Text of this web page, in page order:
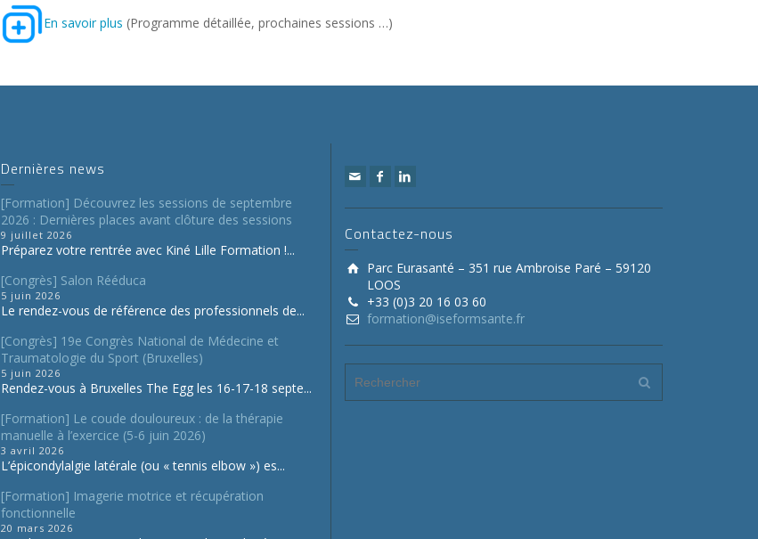
En savoir plus (Programme détaillée, prochaines sessions …)
Dernières news
[Formation] Découvrez les sessions de septembre
2026 : Dernières places avant clôture des sessions
9 juillet 2026
Préparez votre rentrée avec Kiné Lille Formation !...
[Congrès] Salon Rééduca
5 juin 2026
Le rendez-vous de référence des professionnels de...
[Congrès] 19e Congrès National de Médecine et
Traumatologie du Sport (Bruxelles)
5 juin 2026
Rendez-vous à Bruxelles The Egg les 16-17-18 septe...
[Formation] Le coude douloureux : de la thérapie
manuelle à l’exercice (5-6 juin 2026)
3 avril 2026
L’épicondylalgie latérale (ou « tennis elbow ») es...
[Formation] Imagerie motrice et récupération
fonctionnelle
20 mars 2026
Contactez-nous
Parc Eurasanté – 351 rue Ambroise Paré – 59120
LOOS
+33 (0)3 20 16 03 60
formation@iseformsante.fr